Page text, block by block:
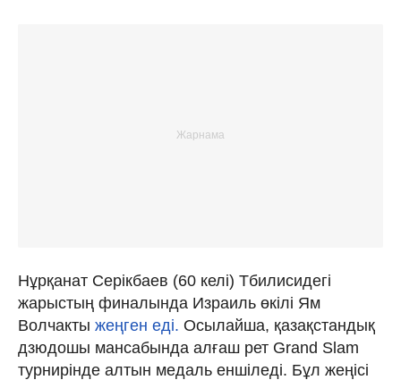
Нұрқанат Серікбаев (60 келі) Тбилисидегі
жарыстың финалында Израиль өкілі Ям
Волчакты жеңген еді. Осылайша, қазақстандық
дзюдошы мансабында алғаш рет Grand Slam
турнирінде алтын медаль еншіледі. Бұл жеңісі